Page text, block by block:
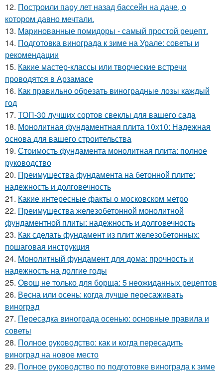
12. Построили пару лет назад бассейн на даче, о
котором давно мечтали.
13. Маринованные помидоры - самый простой рецепт.
14. Подготовка винограда к зиме на Урале: советы и
рекомендации
15. Какие мастер-классы или творческие встречи
проводятся в Арзамасе
16. Как правильно обрезать виноградные лозы каждый
год
17. ТОП-30 лучших сортов свеклы для вашего сада
18. Монолитная фундаментная плита 10х10: Надежная
основа для вашего строительства
19. Стоимость фундамента монолитная плита: полное
руководство
20. Преимущества фундамента на бетонной плите:
надежность и долговечность
21. Какие интересные факты о московском метро
22. Преимущества железобетонной монолитной
фундаментной плиты: надежность и долговечность
23. Как сделать фундамент из плит железобетонных:
пошаговая инструкция
24. Монолитный фундамент для дома: прочность и
надежность на долгие годы
25. Овощ не только для борща: 5 неожиданных рецептов
26. Весна или осень: когда лучше пересаживать
виноград
27. Пересадка винограда осенью: основные правила и
советы
28. Полное руководство: как и когда пересадить
виноград на новое место
29. Полное руководство по подготовке винограда к зиме